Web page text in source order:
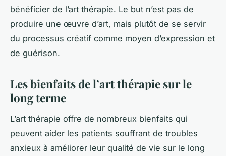
bénéficier de l’art thérapie. Le but n’est pas de
produire une œuvre d’art, mais plutôt de se servir
du processus créatif comme moyen d’expression et
de guérison.
Les bienfaits de l’art thérapie sur le
long terme
L’art thérapie offre de nombreux bienfaits qui
peuvent aider les patients souffrant de troubles
anxieux à améliorer leur qualité de vie sur le long